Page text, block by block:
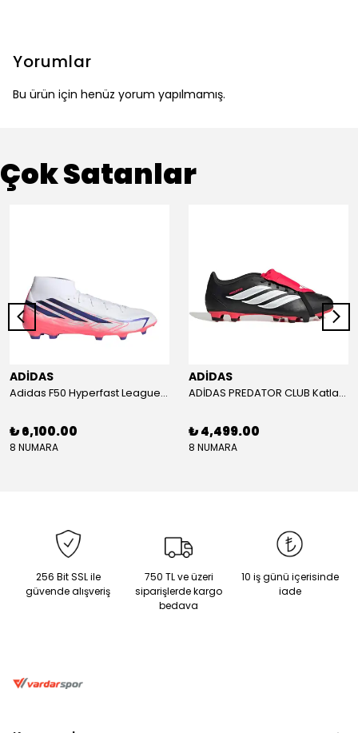
Yorumlar
Bu ürün için henüz yorum yapılmamış.
Çok Satanlar
ADİDAS
Adidas F50 Hyperfast League Mid Erkek Krampon (IH7090)
₺ 6,100.00
8 NUMARA
ADİDAS
ADİDAS PREDATOR CLUB Katlanır Dilli Çim Saha/Çoklu Zemin Kramponu JR3330
₺ 4,499.00
8 NUMARA
256 Bit SSL ile
güvende alışveriş
750 TL ve üzeri
siparişlerde kargo
bedava
10 iş günü içerisinde
iade